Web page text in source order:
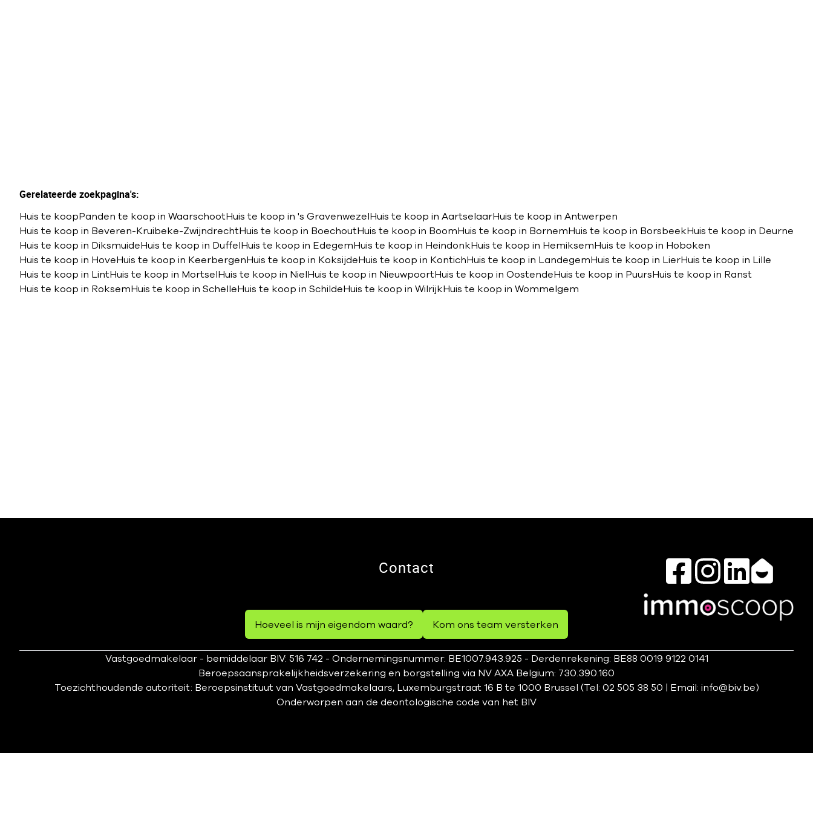
Gerelateerde zoekpagina's:
Huis te koopPanden te koop in WaarschootHuis te koop in 's GravenwezelHuis te koop in AartselaarHuis te koop in Antwerpen
Huis te koop in Beveren-Kruibeke-ZwijndrechtHuis te koop in BoechoutHuis te koop in BoomHuis te koop in BornemHuis te koop in BorsbeekHuis te koop in Deurne
Huis te koop in DiksmuideHuis te koop in DuffelHuis te koop in EdegemHuis te koop in HeindonkHuis te koop in HemiksemHuis te koop in Hoboken
Huis te koop in HoveHuis te koop in KeerbergenHuis te koop in KoksijdeHuis te koop in KontichHuis te koop in LandegemHuis te koop in LierHuis te koop in Lille
Huis te koop in LintHuis te koop in MortselHuis te koop in NielHuis te koop in NieuwpoortHuis te koop in OostendeHuis te koop in PuursHuis te koop in Ranst
Huis te koop in RoksemHuis te koop in SchelleHuis te koop in SchildeHuis te koop in WilrijkHuis te koop in Wommelgem
Contact
Hoeveel is mijn eigendom waard? Kom ons team versterken
Vastgoedmakelaar - bemiddelaar BIV: 516 742 - Ondernemingsnummer: BE1007.943.925 - Derdenrekening: BE88 0019 9122 0141
Beroepsaansprakelijkheidsverzekering en borgstelling via NV AXA Belgium: 730.390.160
Toezichthoudende autoriteit: Beroepsinstituut van Vastgoedmakelaars, Luxemburgstraat 16 B te 1000 Brussel (Tel: 02 505 38 50 | Email: info@biv.be)
Onderworpen aan de deontologische code van het BIV